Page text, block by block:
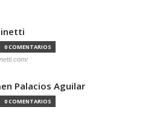
0 COMENTARIOS
Palacios Aguilar
0 COMENTARIOS